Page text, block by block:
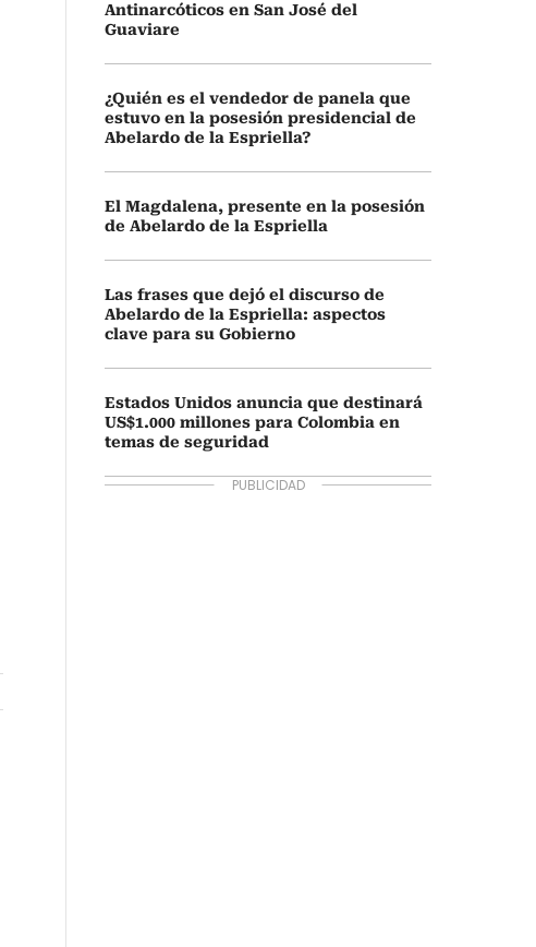
Antinarcóticos en San José del
Guaviare
¿Quién es el vendedor de panela que
estuvo en la posesión presidencial de
Abelardo de la Espriella?
El Magdalena, presente en la posesión
de Abelardo de la Espriella
Las frases que dejó el discurso de
Abelardo de la Espriella: aspectos
clave para su Gobierno
Estados Unidos anuncia que destinará
US$1.000 millones para Colombia en
temas de seguridad